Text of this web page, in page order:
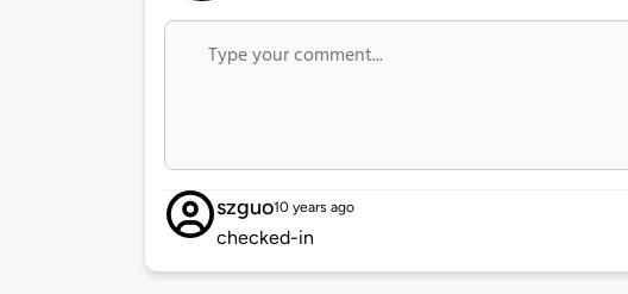
szguo10 years ago
checked-in